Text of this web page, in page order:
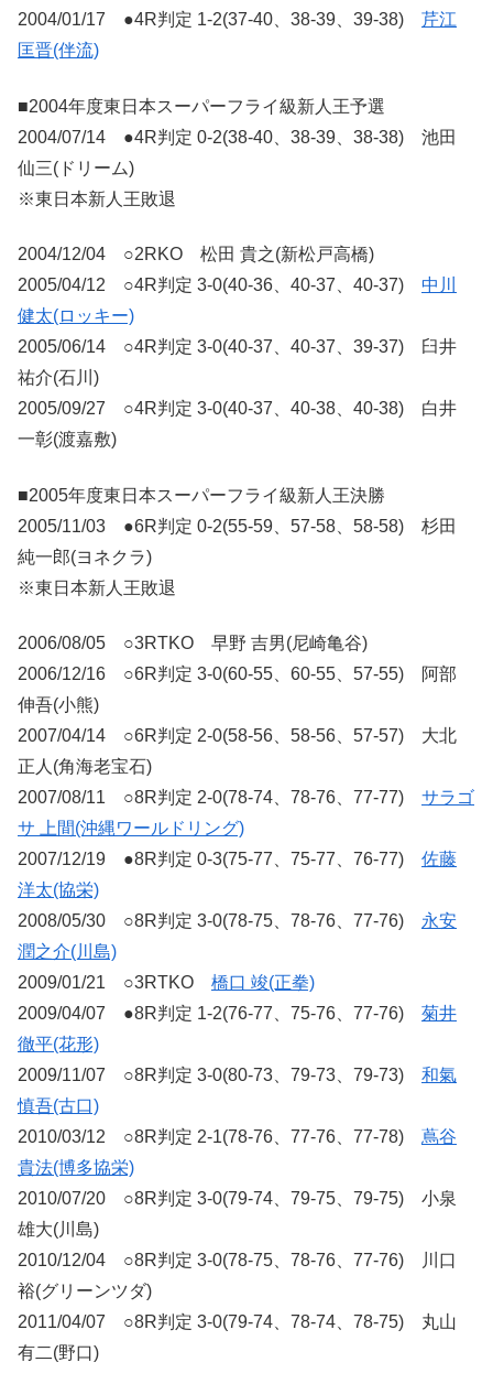
2004/01/17 ●4R判定 1-2(37-40、38-39、39-38) 芹江
匡晋(伴流)
■2004年度東日本スーパーフライ級新人王予選
2004/07/14 ●4R判定 0-2(38-40、38-39、38-38) 池田
仙三(ドリーム)
※東日本新人王敗退
2004/12/04 ○2RKO 松田 貴之(新松戸高橋)
2005/04/12 ○4R判定 3-0(40-36、40-37、40-37) 中川
健太(ロッキー)
2005/06/14 ○4R判定 3-0(40-37、40-37、39-37) 臼井
祐介(石川)
2005/09/27 ○4R判定 3-0(40-37、40-38、40-38) 白井
一彰(渡嘉敷)
■2005年度東日本スーパーフライ級新人王決勝
2005/11/03 ●6R判定 0-2(55-59、57-58、58-58) 杉田
純一郎(ヨネクラ)
※東日本新人王敗退
2006/08/05 ○3RTKO 早野 吉男(尼崎亀谷)
2006/12/16 ○6R判定 3-0(60-55、60-55、57-55) 阿部
伸吾(小熊)
2007/04/14 ○6R判定 2-0(58-56、58-56、57-57) 大北
正人(角海老宝石)
2007/08/11 ○8R判定 2-0(78-74、78-76、77-77) サラゴ
サ 上間(沖縄ワールドリング)
2007/12/19 ●8R判定 0-3(75-77、75-77、76-77) 佐藤
洋太(協栄)
2008/05/30 ○8R判定 3-0(78-75、78-76、77-76) 永安
潤之介(川島)
2009/01/21 ○3RTKO 橋口 竣(正拳)
2009/04/07 ●8R判定 1-2(76-77、75-76、77-76) 菊井
徹平(花形)
2009/11/07 ○8R判定 3-0(80-73、79-73、79-73) 和氣
慎吾(古口)
2010/03/12 ○8R判定 2-1(78-76、77-76、77-78) 蔦谷
貴法(博多協栄)
2010/07/20 ○8R判定 3-0(79-74、79-75、79-75) 小泉
雄大(川島)
2010/12/04 ○8R判定 3-0(78-75、78-76、77-76) 川口
裕(グリーンツダ)
2011/04/07 ○8R判定 3-0(79-74、78-74、78-75) 丸山
有二(野口)